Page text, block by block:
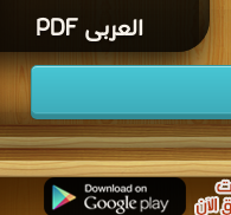
العربى PDF